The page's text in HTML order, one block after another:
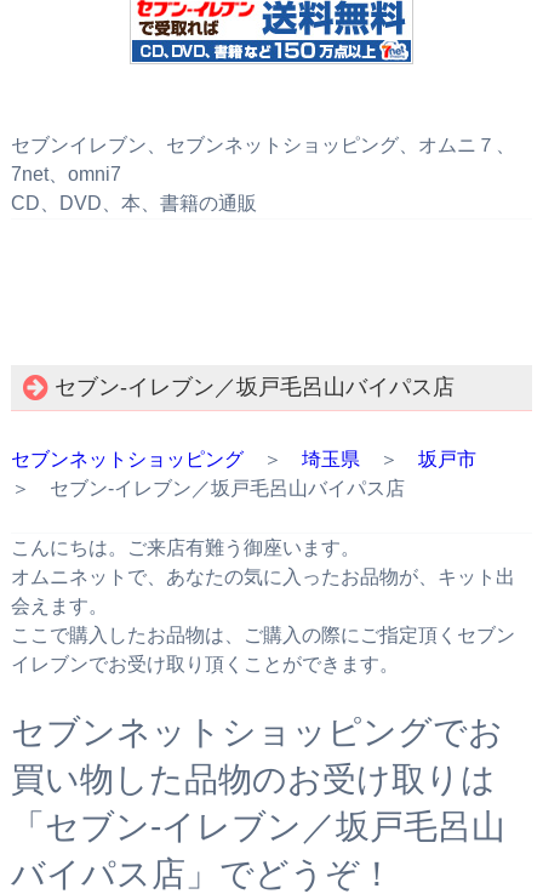
セブンイレブン、セブンネットショッピング、オムニ７、
7net、omni7
CD、DVD、本、書籍の通販
セブン‐イレブン／坂戸毛呂山バイパス店
セブンネットショッピング＞ 埼玉県 ＞ 坂戸市
＞ セブン‐イレブン／坂戸毛呂山バイパス店
こんにちは。ご来店有難う御座います。
オムニネットで、あなたの気に入ったお品物が、キット出
会えます。
ここで購入したお品物は、ご購入の際にご指定頂くセブン
イレブンでお受け取り頂くことができます。
セブンネットショッピングでお
買い物した品物のお受け取りは
「セブン‐イレブン／坂戸毛呂山
バイパス店」でどうぞ！